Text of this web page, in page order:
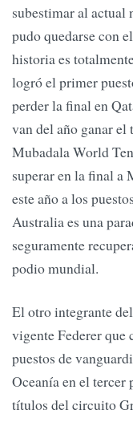
subestimar al
pudo quedarse con
historia es
logró el primer
perder la final en
van del año ganar
Mubadala World
superar en la final a
este año a los
Australia es una
seguramente
podio mundial.
El otro integrante
vigente Federer que
puestos de
Oceanía en el tercer
títulos del circuito